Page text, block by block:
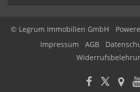
© Legrum Immobilien GmbH
Impressum
AGB